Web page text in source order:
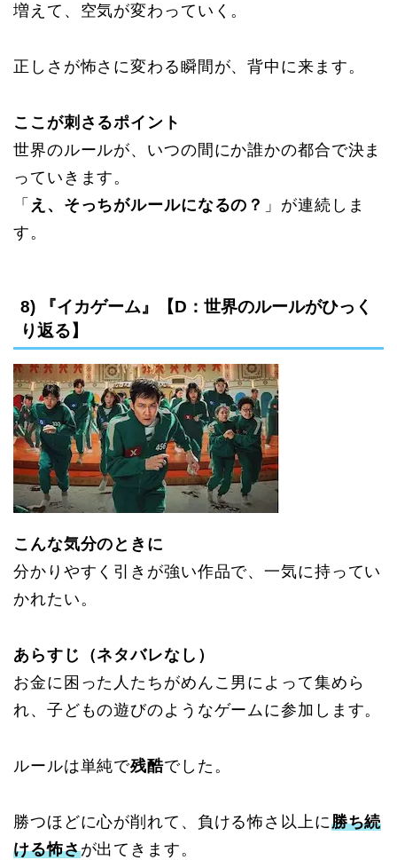
増えて、空気が変わっていく。
正しさが怖さに変わる瞬間が、背中に来ます。
ここが刺さるポイント
世界のルールが、いつの間にか誰かの都合で決ま
っていきます。
「 え、そっちがルールになるの？ 」が連続しま
す。
8) 『イカゲーム』【D：世界のルールがひっく
り返る】
こんな気分のときに
分かりやすく引きが強い作品で、一気に持ってい
かれたい。
あらすじ（ネタバレなし）
お金に困った人たちがめんこ男によって集めら
れ、子どもの遊びのようなゲームに参加します。
ルールは単純で残酷でした。
勝つほどに心が削れて、負ける怖さ以上に勝ち続
ける怖さが出てきます。